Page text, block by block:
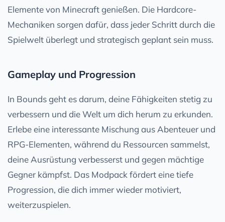
Elemente von Minecraft genießen. Die Hardcore-
Mechaniken sorgen dafür, dass jeder Schritt durch die
Spielwelt überlegt und strategisch geplant sein muss.
Gameplay und Progression
In Bounds geht es darum, deine Fähigkeiten stetig zu
verbessern und die Welt um dich herum zu erkunden.
Erlebe eine interessante Mischung aus Abenteuer und
RPG-Elementen, während du Ressourcen sammelst,
deine Ausrüstung verbesserst und gegen mächtige
Gegner kämpfst. Das Modpack fördert eine tiefe
Progression, die dich immer wieder motiviert,
weiterzuspielen.